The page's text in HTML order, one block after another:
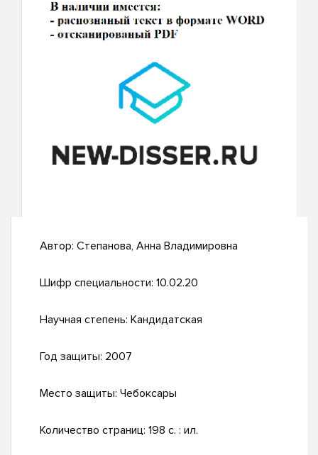
Автор: Степанова, Анна Владимировна
Шифр специальности: 10.02.20
Научная степень: Кандидатская
Год защиты: 2007
Место защиты: Чебоксары
Количество страниц: 198 с. : ил.